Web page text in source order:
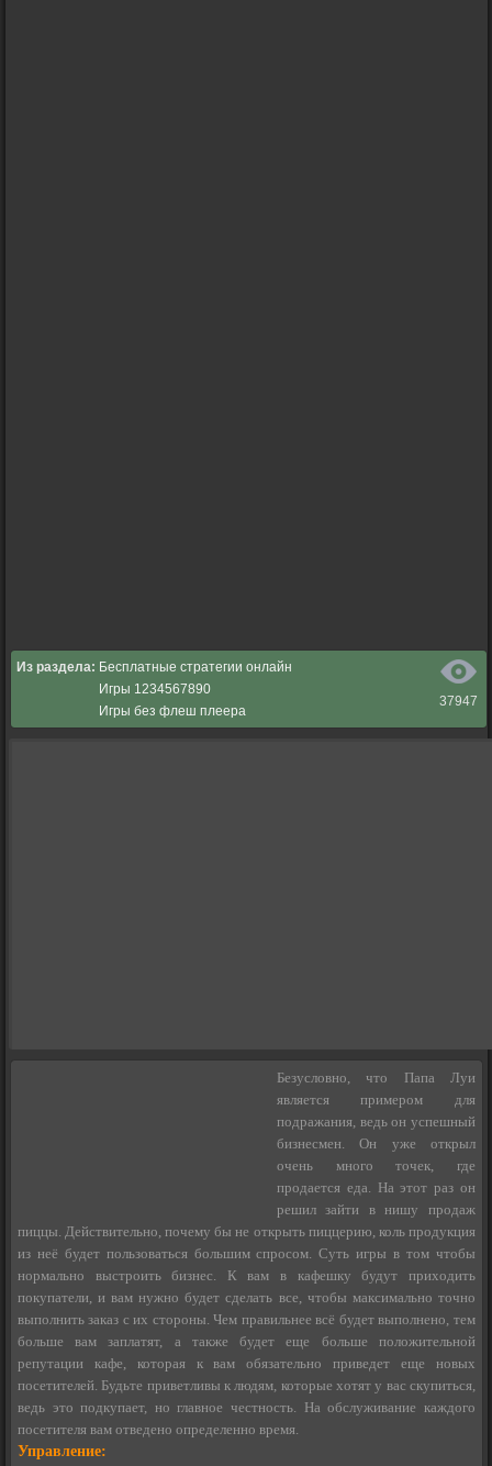
37947
Из раздела: Бесплатные стратегии онлайн
Игры 1234567890
Игры без флеш плеера
Безусловно, что Папа Луи
является примером для
подражания, ведь он успешный
бизнесмен. Он уже открыл
очень много точек, где
продается еда. На этот раз он
решил зайти в нишу продаж
пиццы. Действительно, почему бы не открыть пиццерию, коль продукция
из неё будет пользоваться большим спросом. Суть игры в том чтобы
нормально выстроить бизнес. К вам в кафешку будут приходить
покупатели, и вам нужно будет сделать все, чтобы максимально точно
выполнить заказ с их стороны. Чем правильнее всё будет выполнено, тем
больше вам заплатят, а также будет еще больше положительной
репутации кафе, которая к вам обязательно приведет еще новых
посетителей. Будьте приветливы к людям, которые хотят у вас скупиться,
ведь это подкупает, но главное честность. На обслуживание каждого
посетителя вам отведено определенно время.
Управление: